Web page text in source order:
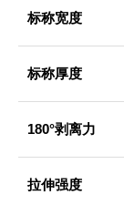
标称宽度
标称厚度
180°剥离力
拉伸强度